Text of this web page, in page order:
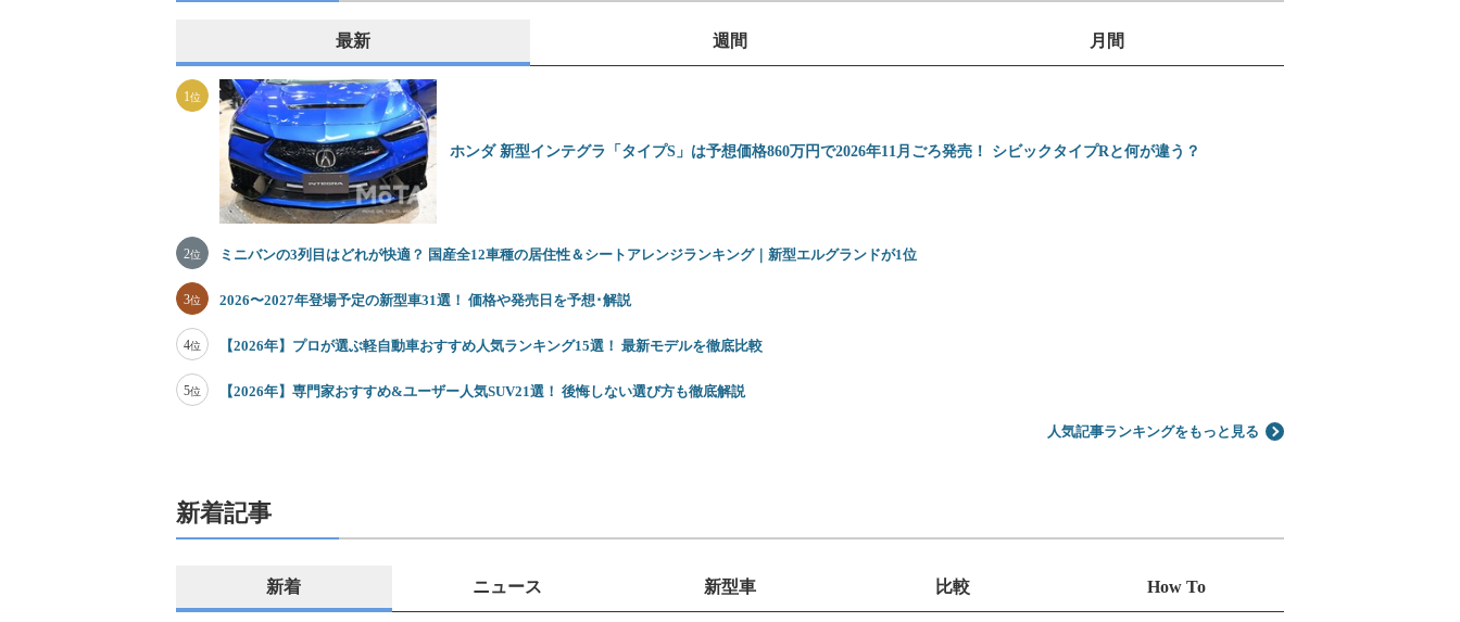
最新 週間 月間
1位
ホンダ 新型インテグラ「タイプS」は予想価格860万円で2026年11月ごろ発売！ シビックタイプRと何が違う？
2位 ミニバンの3列目はどれが快適？ 国産全12車種の居住性＆シートアレンジランキング｜新型エルグランドが1位
3位 2026〜2027年登場予定の新型車31選！ 価格や発売日を予想･解説
4位 【2026年】プロが選ぶ軽自動車おすすめ人気ランキング15選！ 最新モデルを徹底比較
5位 【2026年】専門家おすすめ&ユーザー人気SUV21選！ 後悔しない選び方も徹底解説
人気記事ランキングをもっと見る
新着記事
新着 ニュース 新型車 比較 How To